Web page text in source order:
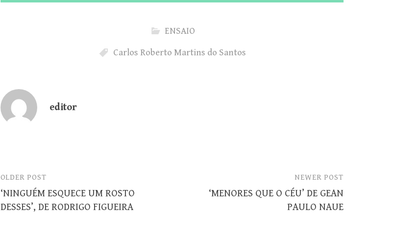
ENSAIO
Carlos Roberto Martins do Santos
editor
Post
navigation
OLDER POST
‘NINGUÉM ESQUECE UM ROSTO
DESSES’, DE RODRIGO FIGUEIRA
NEWER POST
‘MENORES QUE O CÉU’ DE GEAN
PAULO NAUE